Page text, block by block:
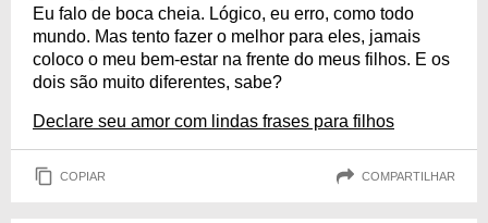
Eu falo de boca cheia. Lógico, eu erro, como todo
mundo. Mas tento fazer o melhor para eles, jamais
coloco o meu bem-estar na frente do meus filhos. E os
dois são muito diferentes, sabe?
Declare seu amor com lindas frases para filhos
COPIAR COMPARTILHAR